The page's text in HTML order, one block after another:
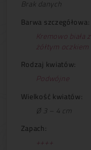
Brak danych
Barwa szczegółowa:
Kremowo biała z
żółtym oczkiem
Rodzaj kwiatów:
Podwójne
Wielkość kwiatów:
Ø 3 – 4 cm
Zapach:
++++